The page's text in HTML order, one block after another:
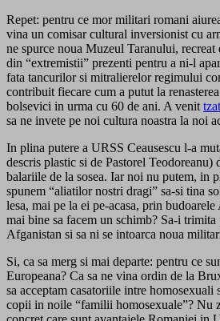
Repet: pentru ce mor militari romani
vina un comisar cultural inversionist cu
ne spurce noua Muzeul Taranului, recreat
din “extremistii” prezenti pentru a ni-l
fata tancurilor si mitralierelor regimului
contribuit fiecare cum a putut la
bolsevici in urma cu 60 de ani. A venit
sa ne invete pe noi cultura noastra la noi
In plina putere a URSS Ceausescu l-a
descris plastic si de Pastorel
balariile de la sosea. Iar noi nu putem, in
spunem “aliatilor nostri dragi” sa-si tina
lesa, mai pe la ei pe-acasa, prin
mai bine sa facem un schimb? Sa-i
Afganistan si sa ni se intoarca noua
Si, ca sa merg si mai departe: pentru ce
Europeana? Ca sa ne vina ordin de la
sa acceptam casatoriile intre
copii in noile “familii homosexuale”? Nu